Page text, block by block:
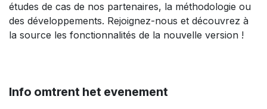
études de cas de nos partenaires, la méthodologie ou
des développements. Rejoignez-nous et découvrez à
la source les fonctionnalités de la nouvelle version !
Info omtrent het evenement